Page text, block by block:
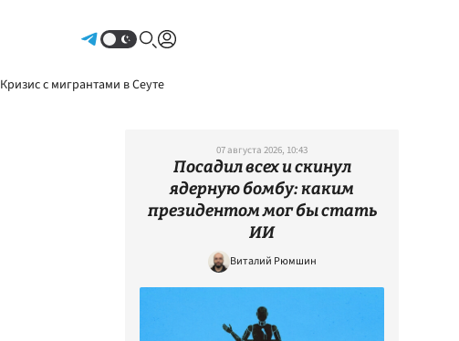
Кризис с мигрантами в Сеуте
07 августа 2026, 10:43
Посадил всех и скинул
ядерную бомбу: каким
президентом мог бы стать
ИИ
Виталий Рюмшин